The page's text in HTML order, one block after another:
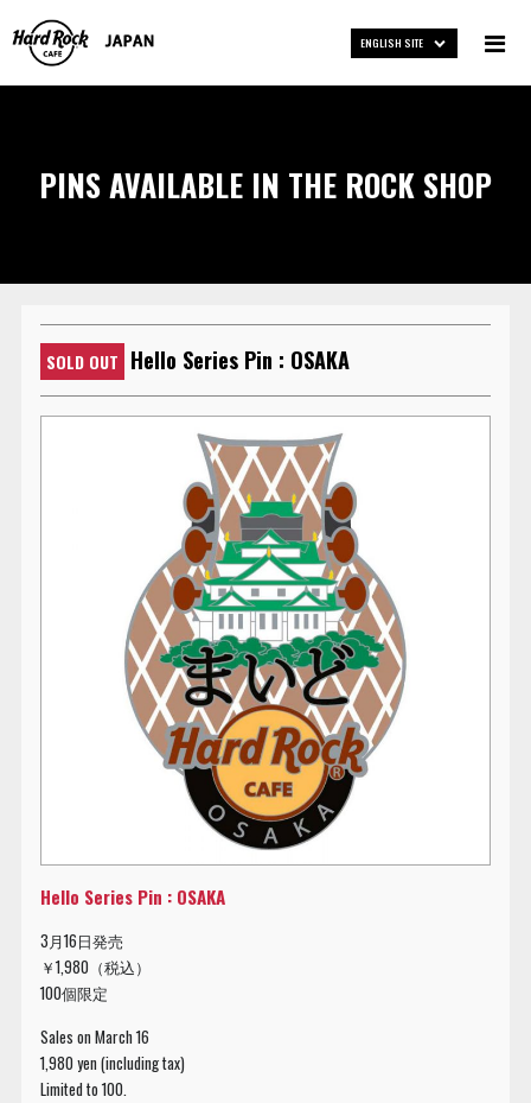
ENGLISH SITE
PINS AVAILABLE IN THE ROCK SHOP
SOLD OUT Hello Series Pin : OSAKA
Hello Series Pin : OSAKA
3月16日発売
￥1,980（税込）
100個限定
Sales on March 16
1,980 yen (including tax)
Limited to 100.